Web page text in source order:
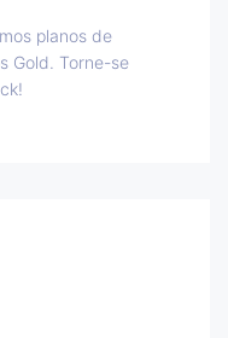
planos de
Gold. Torne-se